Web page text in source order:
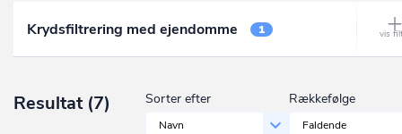
Frederikssund
Furesø
Gentofte
Allerød
Allinge
Krydsfiltrering med ejendomme 1
Resultat (7) Sorter efter
Navn
Rækkefølge
Faldende